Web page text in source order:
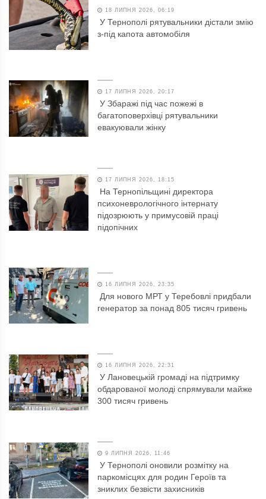
18 ЛИПНЯ 2026, 06:19
У Тернополі рятувальники дістали змію
з-під капота автомобіля
17 ЛИПНЯ 2026, 20:17
У Збаражі під час пожежі в
багатоповерхівці рятувальники
евакуювали жінку
17 ЛИПНЯ 2026, 18:15
На Тернопільщині директора
психоневрологічного інтернату
підозрюють у примусовій праці
підопічних
16 ЛИПНЯ 2026, 23:35
Для нового МРТ у Теребовлі придбали
генератор за понад 805 тисяч гривень
16 ЛИПНЯ 2026, 22:31
У Лановецькій громаді на підтримку
обдарованої молоді спрямували майже
300 тисяч гривень
9 ЛИПНЯ 2026, 11:46
У Тернополі оновили розмітку на
паркомісцях для родин Героїв та
зниклих безвісти захисників